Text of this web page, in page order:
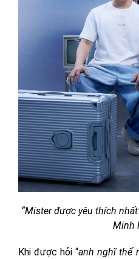
“Mister được yêu thích
Minh
Khi được hỏi “anh nghĩ thế